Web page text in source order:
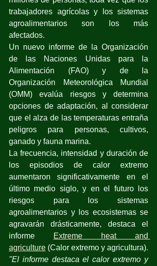
trabajadores agrícolas y los sistemas
agroalimentarios son los más
afectados.
Un nuevo informe de la Organización
de las Naciones Unidas para la
Alimentación (FAO) y de la
Organización Meteorológica Mundial
(OMM) evalúa riesgos y determina
opciones de adaptación, al considerar
que el alza de las temperaturas entraña
peligros para personas, cultivos,
ganado y fauna marina.
La frecuencia, intensidad y duración de
los episodios de calor extremo
aumentaron significativamente en el
último medio siglo, y en el futuro los
riesgos para los sistemas
agroalimentarios y los ecosistemas se
agravarán drásticamente, destaca el
informe
Extreme heat and
agriculture (Calor extremo y agricultura).
"El informe destaca el calor extremo y